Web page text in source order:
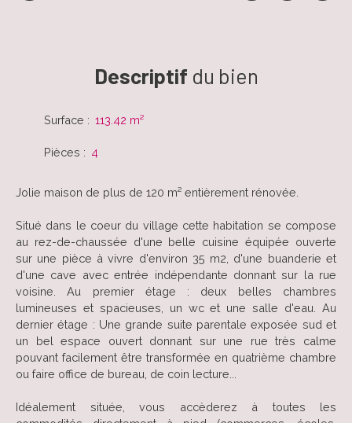
Descriptif du bien
Surface : 113.42 m²
Pièces : 4
Jolie maison de plus de 120 m² entièrement rénovée.
Situé dans le coeur du village cette habitation se compose
au rez-de-chaussée d'une belle cuisine équipée ouverte
sur une pièce à vivre d'environ 35 m2, d'une buanderie et
d'une cave avec entrée indépendante donnant sur la rue
voisine. Au premier étage : deux belles chambres
lumineuses et spacieuses, un wc et une salle d'eau. Au
dernier étage : Une grande suite parentale exposée sud et
un bel espace ouvert donnant sur une rue très calme
pouvant facilement être transformée en quatrième chambre
ou faire office de bureau, de coin lecture...
Idéalement située, vous accèderez à toutes les